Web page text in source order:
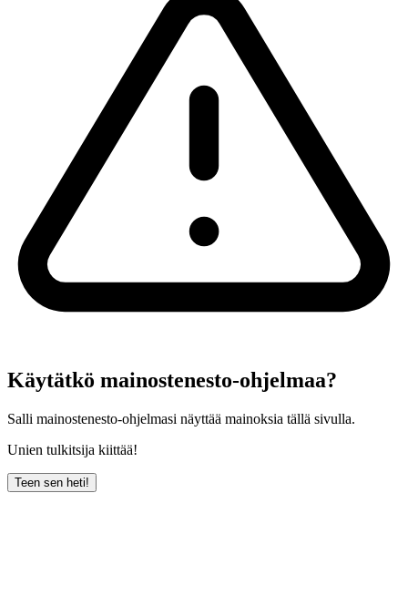
Käytätkö mainostenesto-ohjelmaa?
Salli mainostenesto-ohjelmasi näyttää mainoksia tällä sivulla.
Unien tulkitsija kiittää!
Teen sen heti!